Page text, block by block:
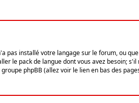
pas installé votre langage sur le forum, ou
le pack de langue dont vous avez besoin;
phpBB (allez voir le lien en bas des